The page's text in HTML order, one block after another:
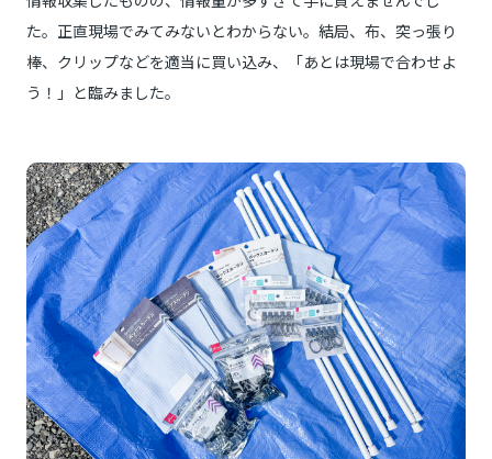
た。正直現場でみてみないとわからない。結局、布、突っ張り
棒、クリップなどを適当に買い込み、「あとは現場で合わせよ
う！」と臨みました。